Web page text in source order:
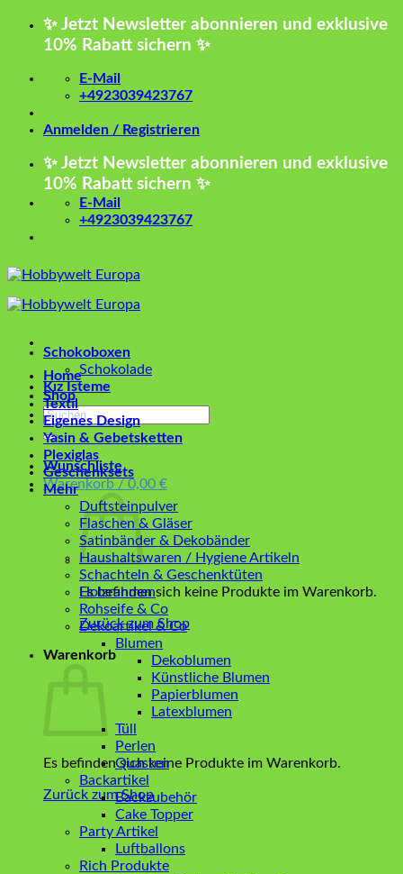
Zum
✨ Jetzt Newsletter abonnieren und exklusive
10% Rabatt sichern ✨
E-Mail
+4923039423767
Anmelden / Registrieren
✨ Jetzt Newsletter abonnieren und exklusive
10% Rabatt sichern ✨
E-Mail
+4923039423767
Home
Shop
Suchen
nach:
Wunschliste
Warenkorb / 0,00 €
Es befinden sich keine Produkte im Warenkorb.
Zurück zum Shop
Warenkorb
Es befinden sich keine Produkte im Warenkorb.
Zurück zum Shop
Schokoboxen
Schokolade
Kız İsteme
Textil
Eigenes Design
Yasin & Gebetsketten
Plexiglas
Geschenksets
Mehr
Duftsteinpulver
Flaschen & Gläser
Satinbänder & Dekobänder
Haushaltswaren / Hygiene Artikeln
Schachteln & Geschenktüten
Holzrahmen
Rohseife & Co
Dekoartikel & Co
Blumen
Dekoblumen
Künstliche Blumen
Papierblumen
Latexblumen
Tüll
Perlen
Quasten
Backartikel
Backzubehör
Cake Topper
Party Artikel
Luftballons
Rich Produkte